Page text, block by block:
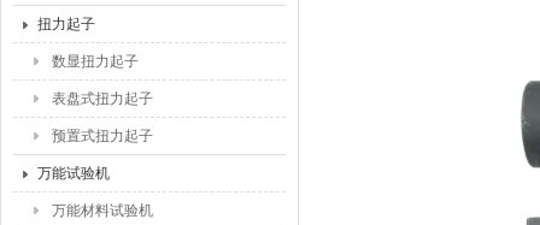
扭力起子
数显扭力起子
表盘式扭力起子
预置式扭力起子
万能试验机
万能材料试验机